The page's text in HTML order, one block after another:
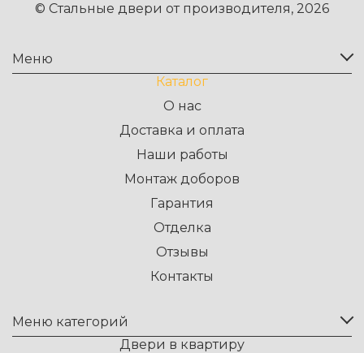
© Стальные двери от производителя, 2026
Меню
Каталог
О нас
Доставка и оплата
Наши работы
Монтаж доборов
Гарантия
Отделка
Отзывы
Контакты
Меню категорий
Двери в квартиру